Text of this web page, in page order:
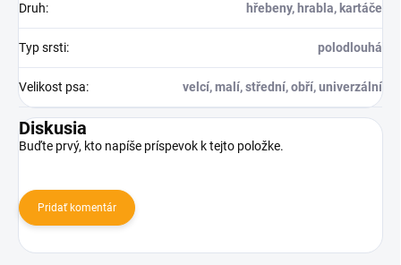
Druh: hřebeny, hrabla, kartáče
Typ srsti: polodlouhá
Velikost psa: velcí, malí, střední, obří, univerzální
Diskusia
Buďte prvý, kto napíše príspevok k tejto položke.
Pridať komentár